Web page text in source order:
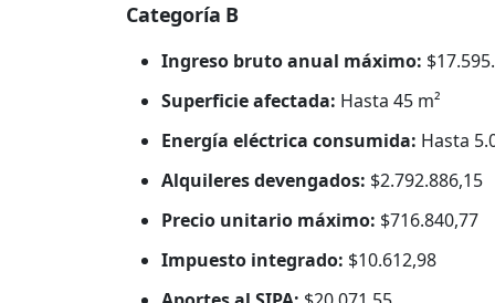
Categoría B
Ingreso bruto anual máximo:
Superficie afectada: Hasta 45 m²
Energía eléctrica consumida: Hasta
Alquileres devengados: $2.792.886,15
Precio unitario máximo: $716.840,77
Impuesto integrado: $10.612,98